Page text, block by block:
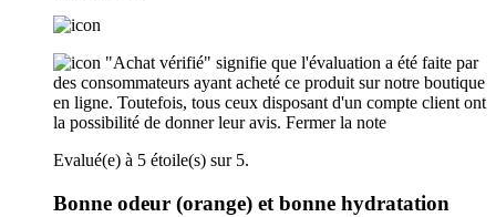
"Achat vérifié" signifie que l'évaluation a été faite par
des consommateurs ayant acheté ce produit sur notre boutique
en ligne. Toutefois, tous ceux disposant d'un compte client ont
la possibilité de donner leur avis. Fermer la note
Evalué(e) à 5 étoile(s) sur 5.
Bonne odeur (orange) et bonne hydratation